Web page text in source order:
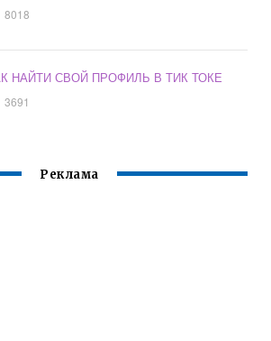
8018
НАЙТИ СВОЙ ПРОФИЛЬ В ТИК ТОКЕ
3691
Реклама